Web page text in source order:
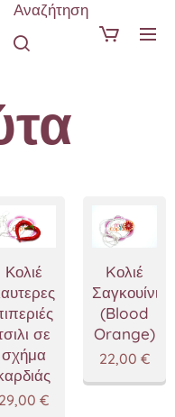
Αναζήτηση
Κολιέ
σε
σχήμα
29,00 €
Kολιέ
Σαγκουίνι
(Blood
Orange)
22,00 €